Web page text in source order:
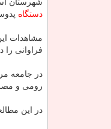
شهرستان
دستگاه
فراوانی
رومی و
در این